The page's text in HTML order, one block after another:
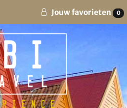
Jouw favorieten 0